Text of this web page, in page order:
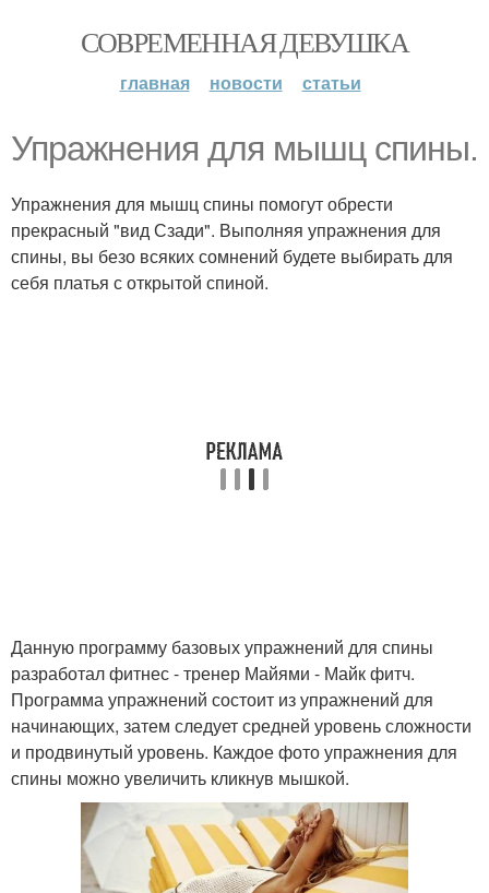
СОВРЕМЕННАЯ ДЕВУШКА
главная новости статьи
Упражнения для мышц спины.
Упражнения для мышц спины помогут обрести
прекрасный "вид Сзади". Выполняя упражнения для
спины, вы безо всяких сомнений будете выбирать для
себя платья с открытой спиной.
Данную программу базовых упражнений для спины
разработал фитнес - тренер Майями - Майк фитч.
Программа упражнений состоит из упражнений для
начинающих, затем следует средней уровень сложности
и продвинутый уровень. Каждое фото упражнения для
спины можно увеличить кликнув мышкой.